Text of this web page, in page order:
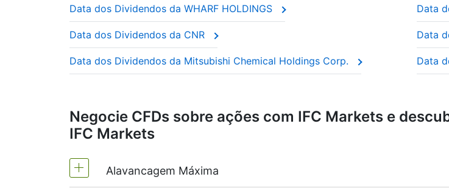
Estas empresas são frequentemente chamadas de “ações de dividendos”
ano.
Este ajuste garante que o preço do CFD reflete o valor real de mercado das
Data dos Dividendos da WHARF HOLDINGS Data
Data dos Dividendos da CNR Data
Data dos Dividendos da Mitsubishi Chemical Holdings Corp. Data
Negocie CFDs sobre ações com IFC Markets e
IFC Markets
Alavancagem Máxima